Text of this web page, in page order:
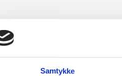
Samtykke